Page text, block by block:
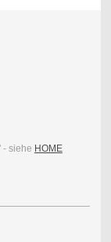
- siehe HOME